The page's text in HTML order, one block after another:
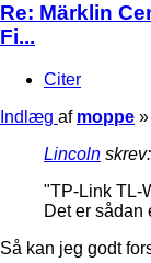
Re: Märklin
Fi...
Citer
Indlæg af moppe »
Lincoln skrev:
"TP-Link TL-
Det er sådan
Så kan jeg godt